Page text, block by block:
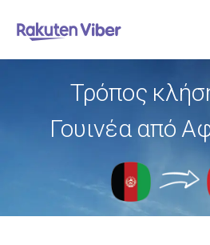
Τρόπος
Γουινέα από